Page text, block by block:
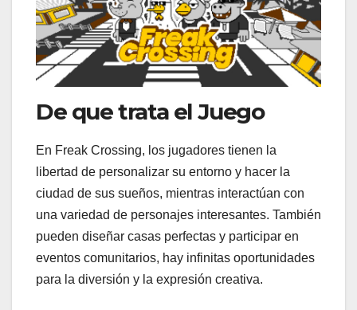
De que trata el Juego
En Freak Crossing, los jugadores tienen la
libertad de personalizar su entorno y hacer la
ciudad de sus sueños, mientras interactúan con
una variedad de personajes interesantes. También
pueden diseñar casas perfectas y participar en
eventos comunitarios, hay infinitas oportunidades
para la diversión y la expresión creativa.